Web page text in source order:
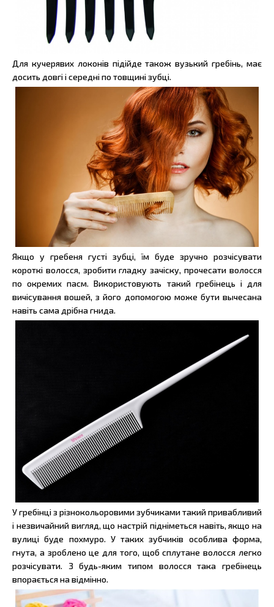
Для кучерявих локонів підійде також вузький гребінь, має
досить довгі і середні по товщині зубці.
Якщо у гребеня густі зубці, їм буде зручно розчісувати
короткі волосся, зробити гладку зачіску, прочесати волосся
по окремих пасм. Використовують такий гребінець і для
вичісування вошей, з його допомогою може бути вычесана
навіть сама дрібна гнида.
У гребінці з різнокольоровими зубчиками такий привабливий
і незвичайний вигляд, що настрій підніметься навіть, якщо на
вулиці буде похмуро. У таких зубчиків особлива форма,
гнута, а зроблено це для того, щоб сплутане волосся легко
розчісувати. З будь-яким типом волосся така гребінець
впорається на відмінно.